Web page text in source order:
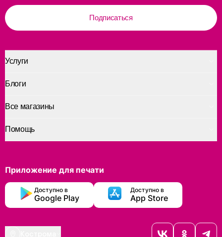
Подписаться
Услуги
Помощь
Блоги
Все магазины
Приложение для печати
Доступно в
Google Play
Доступно в
App Store